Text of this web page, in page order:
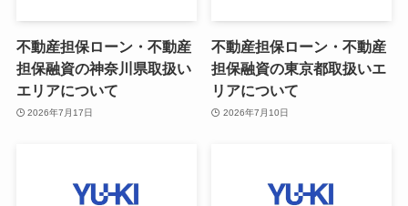
不動産担保ローン・不動産
担保融資の神奈川県取扱い
エリアについて
2026年7月17日
不動産担保ローン・不動産
担保融資の東京都取扱いエ
リアについて
2026年7月10日